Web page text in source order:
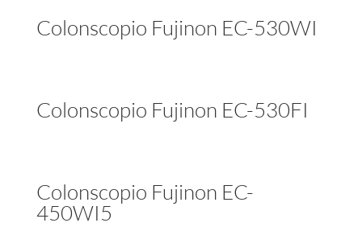
Colonscopio Fujinon EC-530WI
Colonscopio Fujinon EC-530FI
Colonscopio Fujinon EC-
450WI5